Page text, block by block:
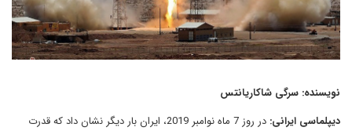
نویسنده: سرگی شاکاریانتس
دیپلماسی ایرانی:
در روز 7 ماه نوامبر 2019، ایران بار دیگر نشان داد که قدرت